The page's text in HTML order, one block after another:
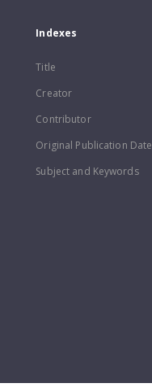
Indexes
Title
Creator
Contributor
Original Publication Date
Subject and Keywords